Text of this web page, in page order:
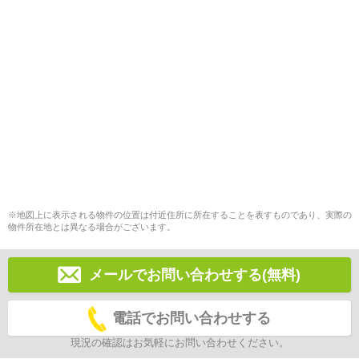
※地図上に表示される物件の位置は付近住所に所在することを表すものであり、実際の
物件所在地とは異なる場合がございます。
メールでお問い合わせする(無料)
電話でお問い合わせする
現況の確認はお気軽にお問い合わせください。